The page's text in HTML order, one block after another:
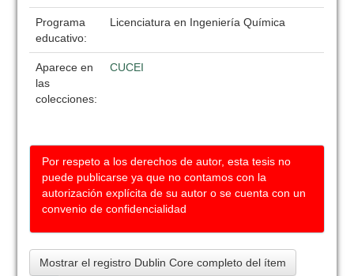
Programa
educativo:
Licenciatura en Ingeniería Química
Aparece en
las
colecciones:
CUCEI
Por respeto a los derechos de autor, esta tesis no
puede publicarse ya que no contamos con la
autorización explícita de su autor o se cuenta con un
convenio de confidencialidad
Mostrar el registro Dublin Core completo del ítem